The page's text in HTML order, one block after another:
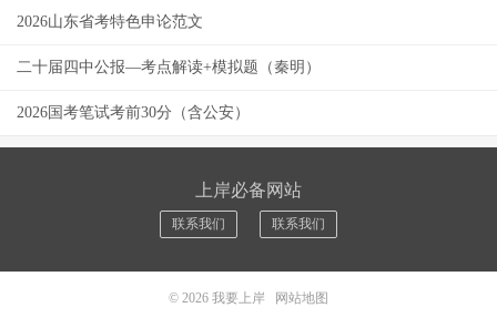
2026山东省考特色申论范文
二十届四中公报—考点解读+模拟题（秦明）
2026国考笔试考前30分（含公安）
上岸必备网站
联系我们 联系我们
© 2026 我要上岸 网站地图